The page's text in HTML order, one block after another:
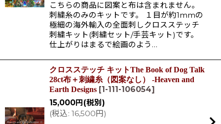
こちらの商品に図案と布は含まれません。
刺繍糸のみのキットです。 １目が約1mmの
極細の海外輸入の全面刺しクロスステッチ
刺繍キット(刺繍セット/手芸キット)です。
仕上がりはまるで絵画のよう…
クロスステッチ キットThe Book of Dog Talk
28ct布＋刺繍糸（図案なし） -Heaven and
Earth Designs [1-111-106054]
15,000円 (税別)
(税込: 16,500円 )